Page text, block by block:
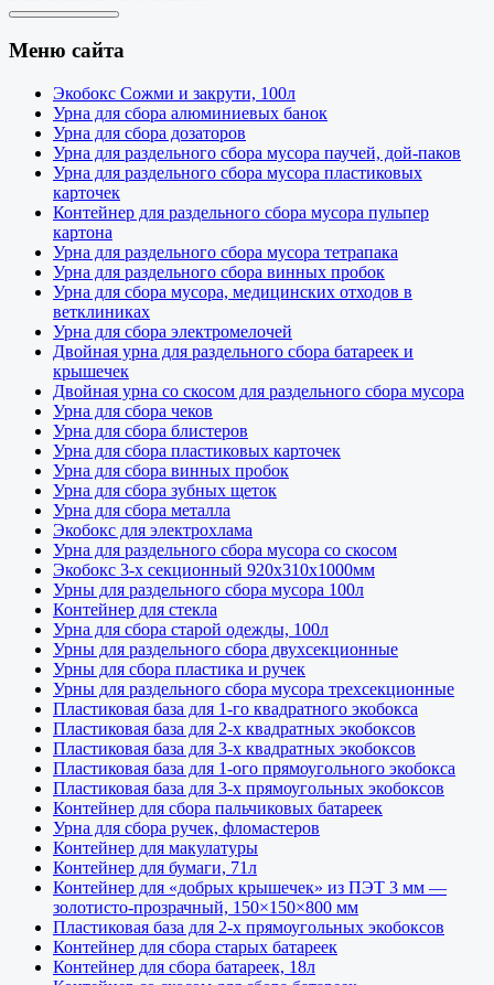
Почему важно использовать специальные
Обычные урны не мотивируют людей сортировать мусор.
Специализированные контейнеры для раздельного сбора имеют
несколько отделений (секций) и понятную навигацию. Это снижает
процент загрязнения вторсырья и повышает объем материалов,
отправляемых на переработку.
Виды урн для раздельного сбора в нашем каталоге:
Офисные и интерьерные станции.Компактные модели из
качественного пластика (сотовый полипропилен). Отлично
вписываются в дизайн офисов, коворкингов, кафе и магазинов.
Мобильные эко-точки.Легкие конструкции, которые можно
быстро перемещать для проведения эко-фестивалей,
субботников или ярмарок.
Урны для опасных отходов.
Специализированные небольшие
контейнеры для сбора батареек, аккумуляторов.
Основные особенности контейнеров для
раздельного сбора:
Многокамерная конструкция
Обычно состоит из 2–4 отсеков (иногда больше), каждый
из которых предназначен для определённого вида
отходов:
Пластик и металл
(ПЭТ-бутылки, алюминиевые
банки, упаковка)
Бумага и картон
Стекло(иногда отдельно — зелёное, белое,
коричневое)
Остатки пищи / органика(в некоторых системах)
Смешанные/неразделяемые отходы
Цветовая маркировка
Для удобства используется международная или
национальная цветовая система:
Синий— бумага
Жёлтый— пластик и металл
Зелёный— стекло (или органика — зависит от
региона)
Серый/чёрный/коричневый— смешанные
отходы
Информативная символика
На каждом отсеке размещены пиктограммы с примерами
Меню сайта
Экобокс Сожми и закрути, 100л
Урна для сбора алюминиевых банок
Урна для сбора дозаторов
Урна для раздельного сбора мусора паучей, дой-паков
Урна для раздельного сбора мусора пластиковых
карточек
Контейнер для раздельного сбора мусора пульпер
картона
Урна для раздельного сбора мусора тетрапака
Урна для раздельного сбора винных пробок
Урна для сбора мусора, медицинских отходов в
ветклиниках
Урна для сбора электромелочей
Двойная урна для раздельного сбора батареек и
крышечек
Двойная урна со скосом для раздельного сбора мусора
Урна для сбора чеков
Урна для сбора блистеров
Урна для сбора пластиковых карточек
Урна для сбора винных пробок
Урна для сбора зубных щеток
Урна для сбора металла
Экобокс для электрохлама
Урна для раздельного сбора мусора со скосом
Экобокс 3-х секционный 920х310х1000мм
Урны для раздельного сбора мусора 100л
Контейнер для стекла
Урна для сбора старой одежды, 100л
Урны для раздельного сбора двухсекционные
Урны для сбора пластика и ручек
Урны для раздельного сбора мусора трехсекционные
Пластиковая база для 1-го квадратного экобокса
Пластиковая база для 2-х квадратных экобоксов
Пластиковая база для 3-х квадратных экобоксов
Пластиковая база для 1-ого прямоугольного экобокса
Пластиковая база для 3-х прямоугольных экобоксов
Контейнер для сбора пальчиковых батареек
Урна для сбора ручек, фломастеров
Контейнер для макулатуры
Контейнер для бумаги, 71л
Контейнер для «добрых крышечек» из ПЭТ 3 мм —
золотисто-прозрачный, 150×150×800 мм
Пластиковая база для 2-х прямоугольных экобоксов
Контейнер для сбора старых батареек
Контейнер для сбора батареек, 18л